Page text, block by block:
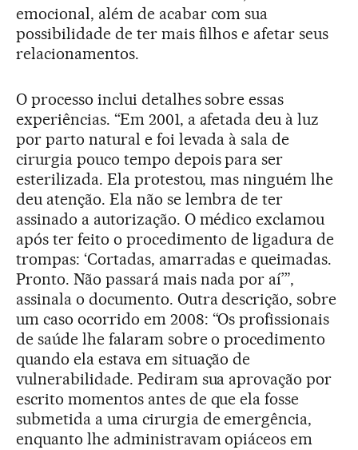
emocional, além de acabar com sua
possibilidade de ter mais filhos e afetar seus
relacionamentos.
O processo inclui detalhes sobre essas
experiências. “Em 2001, a afetada deu à luz
por parto natural e foi levada à sala de
cirurgia pouco tempo depois para ser
esterilizada. Ela protestou, mas ninguém lhe
deu atenção. Ela não se lembra de ter
assinado a autorização. O médico exclamou
após ter feito o procedimento de ligadura de
trompas: ‘Cortadas, amarradas e queimadas.
Pronto. Não passará mais nada por aí’”,
assinala o documento. Outra descrição, sobre
um caso ocorrido em 2008: “Os profissionais
de saúde lhe falaram sobre o procedimento
quando ela estava em situação de
vulnerabilidade. Pediram sua aprovação por
escrito momentos antes de que ela fosse
submetida a uma cirurgia de emergência,
enquanto lhe administravam opiáceos em